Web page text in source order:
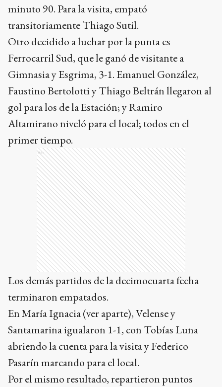
minuto 90. Para la visita, empató
transitoriamente Thiago Sutil.
Otro decidido a luchar por la punta es
Ferrocarril Sud, que le ganó de visitante a
Gimnasia y Esgrima, 3-1. Emanuel González,
Faustino Bertolotti y Thiago Beltrán llegaron al
gol para los de la Estación; y Ramiro
Altamirano niveló para el local; todos en el
primer tiempo.
Ads
Los demás partidos de la decimocuarta fecha
terminaron empatados.
En María Ignacia (ver aparte), Velense y
Santamarina igualaron 1-1, con Tobías Luna
abriendo la cuenta para la visita y Federico
Pasarín marcando para el local.
Por el mismo resultado, repartieron puntos